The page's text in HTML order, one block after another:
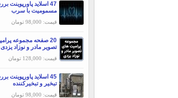
47 اسلاید پاورپوینت
مسمومیت با سرب
قیمت: 98,000 تومان
20 صفحه مجموعه
تصویر مادر و نوزاد یزدی
قیمت: 128,000 تومان
45 اسلاید پاورپوینت
تبخير و تبخيركننده
قیمت: 98,000 تومان